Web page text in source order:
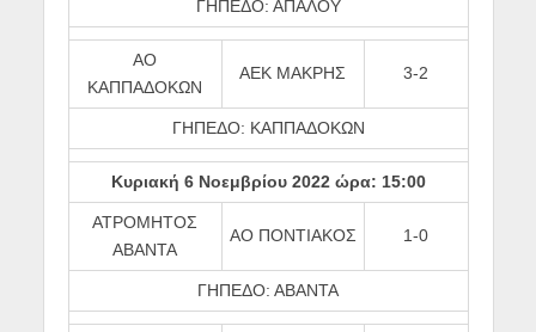
ΓΗΠΕΔΟ: ΑΠΑΛΟΥ
ΑΟ
ΚΑΠΠΑΔΟΚΩΝ
ΑΕΚ ΜΑΚΡΗΣ 3-2
ΓΗΠΕΔΟ: ΚΑΠΠΑΔΟΚΩΝ
Κυριακή 6 Νοεμβρίου 2022 ώρα: 15:00
ΑΤΡΟΜΗΤΟΣ
ΑΒΑΝΤΑ
ΑΟ ΠΟΝΤΙΑΚΟΣ 1-0
ΓΗΠΕΔΟ: ΑΒΑΝΤΑ